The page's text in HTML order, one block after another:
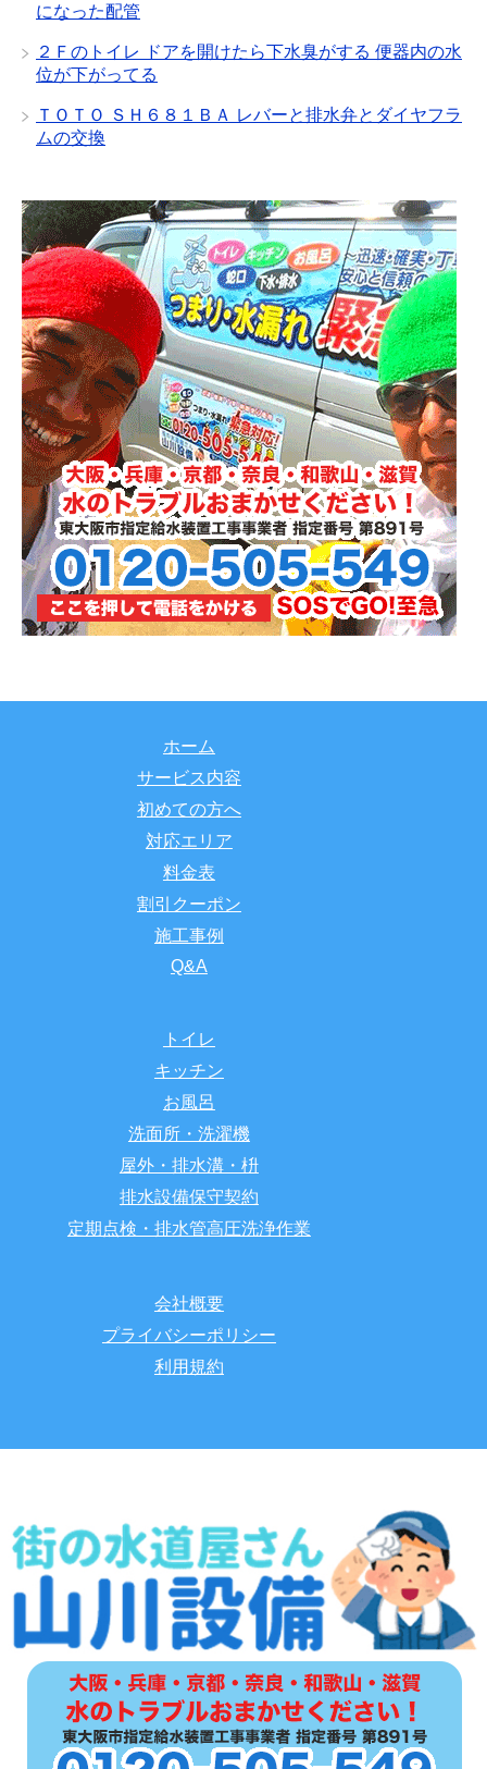
になった配管
２Ｆのトイレ ドアを開けたら下水臭がする 便器内の水
位が下がってる
ＴＯＴＯ ＳＨ６８１ＢＡ レバーと排水弁とダイヤフラ
ムの交換
ホーム
サービス内容
初めての方へ
対応エリア
料金表
割引クーポン
施工事例
Q&A
トイレ
キッチン
お風呂
洗面所・洗濯機
屋外・排水溝・枡
排水設備保守契約
定期点検・排水管高圧洗浄作業
会社概要
プライバシーポリシー
利用規約